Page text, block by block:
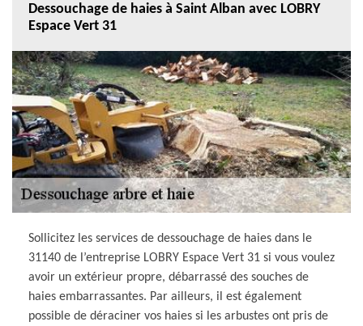
Dessouchage de haies à Saint Alban avec LOBRY
Espace Vert 31
Sollicitez les services de dessouchage de haies dans le
31140 de l’entreprise LOBRY Espace Vert 31 si vous voulez
avoir un extérieur propre, débarrassé des souches de
haies embarrassantes. Par ailleurs, il est également
possible de déraciner vos haies si les arbustes ont pris de